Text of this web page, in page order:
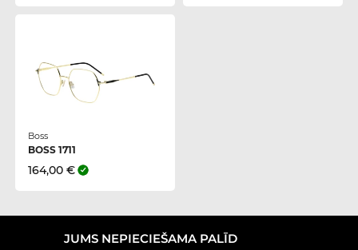
Boss
BOSS 1711
164,00 €
JUMS NEPIECIEŠAMA PALĪD